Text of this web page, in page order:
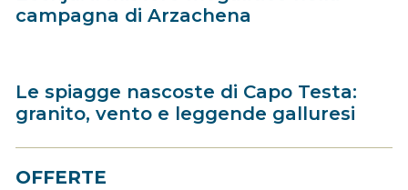
campagna di Arzachena
Le spiagge nascoste di Capo Testa:
granito, vento e leggende galluresi
OFFERTE